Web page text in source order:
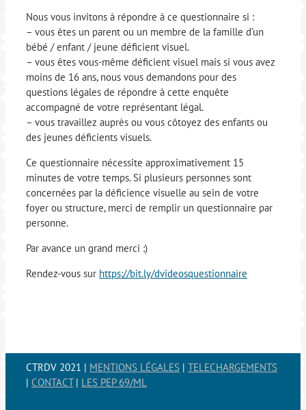
Nous vous invitons à répondre à ce questionnaire si :
– vous êtes un parent ou un membre de la famille d’un
bébé / enfant / jeune déficient visuel.
– vous êtes vous-même déficient visuel mais si vous avez
moins de 16 ans, nous vous demandons pour des
questions légales de répondre à cette enquête
accompagné de votre représentant légal.
– vous travaillez auprès ou vous côtoyez des enfants ou
des jeunes déficients visuels.
Ce questionnaire nécessite approximativement 15
minutes de votre temps. Si plusieurs personnes sont
concernées par la déficience visuelle au sein de votre
foyer ou structure, merci de remplir un questionnaire par
personne.
Par avance un grand merci :)
Rendez-vous sur https://bit.ly/dvideosquestionnaire
CTRDV 2021 | MENTIONS LÉGALES | TELECHARGEMENTS
| CONTACT| LES PEP 69/ML